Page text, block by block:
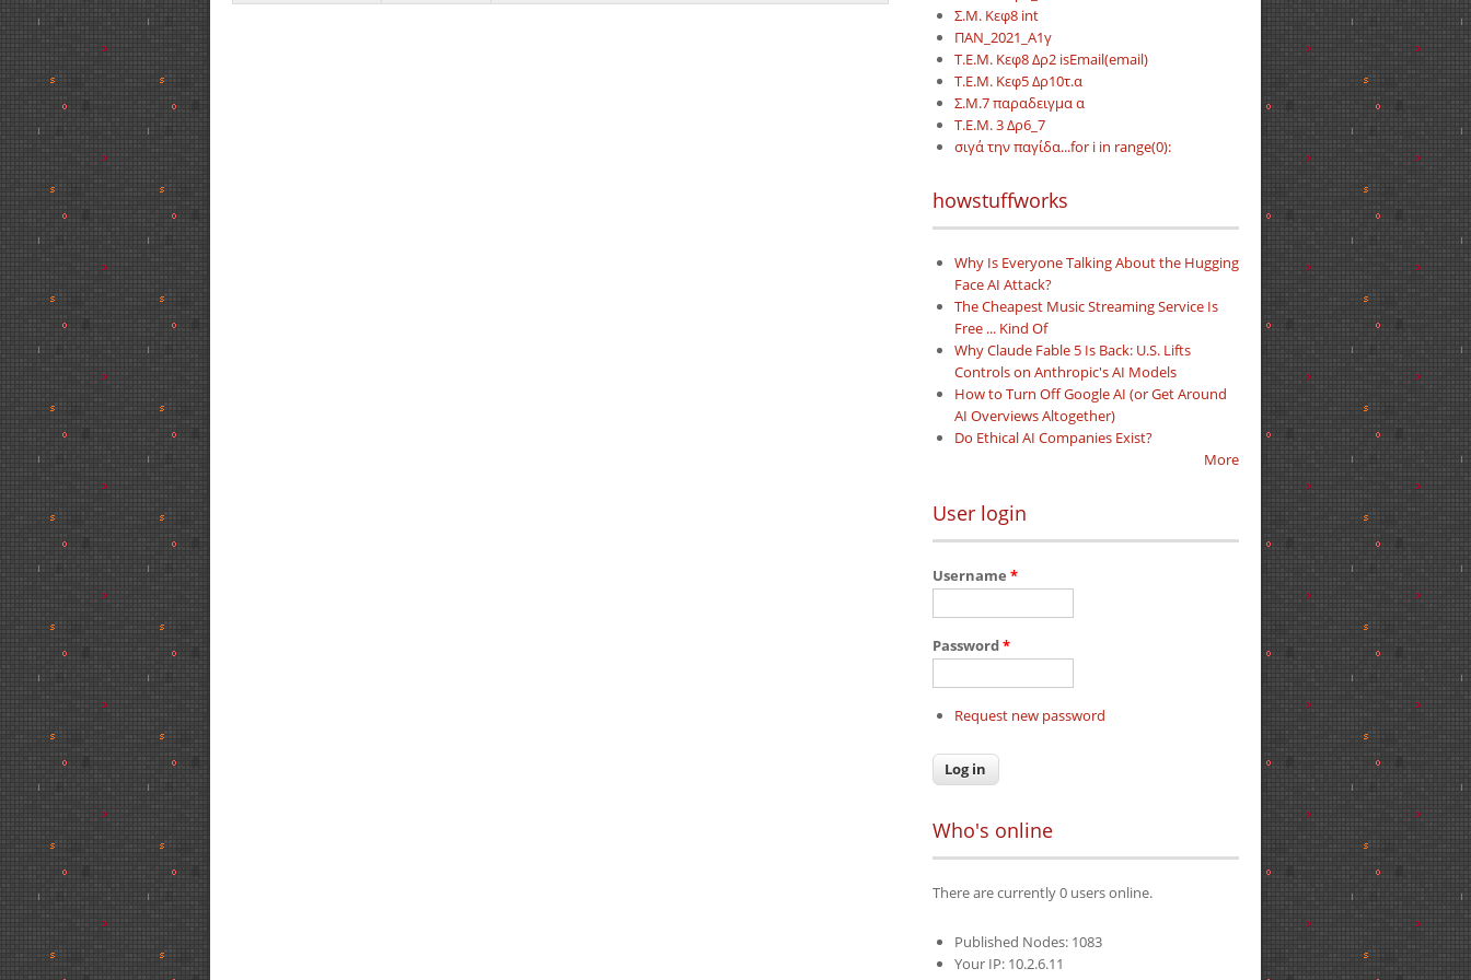
Σ.Μ. Κεφ8 int
ΠΑΝ_2021_Α1γ
Τ.Ε.Μ. Κεφ8 Δρ2 isEmail(email)
Τ.Ε.Μ. Κεφ5 Δρ10τ.α
Σ.Μ.7 παραδειγμα α
Τ.Ε.Μ. 3 Δρ6_7
σιγά την παγίδα...for i in range(0):
howstuffworks
Why Is Everyone Talking About the Hugging
Face AI Attack?
The Cheapest Music Streaming Service Is
Free ... Kind Of
Why Claude Fable 5 Is Back: U.S. Lifts
Controls on Anthropic's AI Models
How to Turn Off Google AI (or Get Around
AI Overviews Altogether)
Do Ethical AI Companies Exist?
More
User login
Username *
Password*
Request new password
Who's online
There are currently 0 users online.
Published Nodes: 1083
Your IP: 10.2.6.11